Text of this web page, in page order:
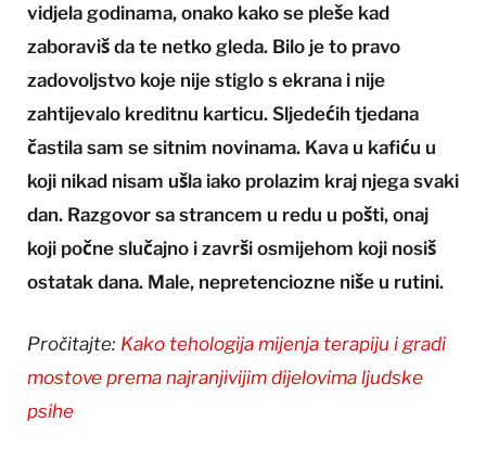
vidjela godinama, onako kako se pleše kad
zaboraviš da te netko gleda. Bilo je to pravo
zadovoljstvo koje nije stiglo s ekrana i nije
zahtijevalo kreditnu karticu. Sljedećih tjedana
častila sam se sitnim novinama. Kava u kafiću u
koji nikad nisam ušla iako prolazim kraj njega svaki
dan. Razgovor sa strancem u redu u pošti, onaj
koji počne slučajno i završi osmijehom koji nosiš
ostatak dana. Male, nepretenciozne niše u rutini.
Pročitajte: Kako tehologija mijenja terapiju i gradi
mostove prema najranjivijim dijelovima ljudske
psihe